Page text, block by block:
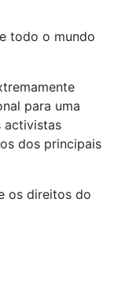
todo o mundo
para uma
activistas
dos principais
os direitos do